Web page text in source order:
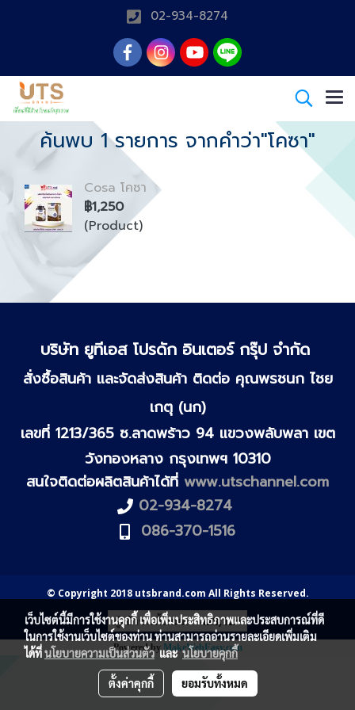
02-934-8274
ค้นพบ 1 รายการ จากคำว่า"โคซา"
Cosa โคซา
฿1,250
(Product)
บริษัท ยูทีเอส โปรดัก อินเตอร์ กรุ๊ป จำกัด
สั่งซื้อสินค้า และจัดส่งสินค้า ติดต่อ คุณพรชนก ไชย
เกตุ (นก)
เลขที่ 1213/365 ซ.ลาดพร้าว 94 แขวงพลับพลา เขต
วังทองหลาง กรุงเทพฯ 10310
สนใจติดต่อผลิตสินค้าได้ที่ www.utschannel.com
02-934-8274
086-370-1516
© Copyright 2018 utsbrand.com All Rights Reserved.
ผู้เข้าชมทั้งหมด 428,124
Powered byMakeWebEasy.com
เว็บไซต์นี้มีการใช้งานคุกกี้ เพื่อเพิ่มประสิทธิภาพและประสบการณ์ที่ดี
ในการใช้งานเว็บไซต์ของท่าน ท่านสามารถอ่านรายละเอียดเพิ่มเติม
ได้ที่นโยบายความเป็นส่วนตัวและนโยบายคุกกี้
ตั้งค่าคุกกี้ ยอมรับทั้งหมด